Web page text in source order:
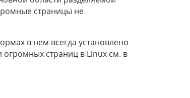
страницы не
в нем всегда установлено
страниц в Linux см. в